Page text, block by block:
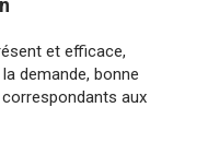
et efficace,
demande, bonne
aux